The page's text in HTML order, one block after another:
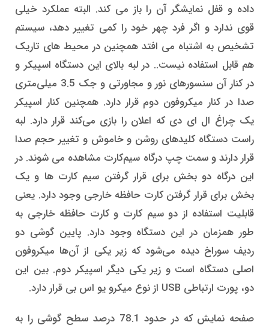
داده و قفل نمایشگر آن را باز می کند. البته عملکرد خیلی
قوی ندارد و اگر فرد چهر خود را کمی تغییر دهد، سیستم
تشخیص به اشتباه می افتد همچنین در محیط های تاریک
هم قابل استفاده نیست.. در لبه بالای این دستگاه اسپیکر و
در کنار آن سنسورهای نور و مجاورتی و جک 3.5 میلی‌متری
صدا در کنار میکروفون دوم قرار دارد. همچنین کنار اسپیکر
یک چراغ ال ای دی که اعلان را بازی می‌کند قرار دارد. لبه
راست دستگاه کلیدهای روشن و خاموش و تغییر حجم صدا
قرار دارند و سمت چپ درگاه سیم‌کارت مشاهده می شوند. در
این درگاه دو بخش برای قرار گرفتن سیم کارت‌ ها و یک
بخش برای قرار گرفتن کارت حافظه خارجی وجود دارد. یعنی
قابلیت استفاده از دو سیم کارت و کارت حافظه خارجی به
طور همزمان در این دستگاه وجود دارد. پایین گوشی دو
ردیف سوراخ دیده می‌شود که زیر یکی از آن‌ها میکروفون
اصلی دستگاه است و زیر یکی دیگر اسپیکر دوم. بین این
دو، پورت ارتباطی USB از نوع میکرو یو اس بی قرار دارد.
صفحه نمایش که در حدود 78.1 درصد سطح گوشی را به